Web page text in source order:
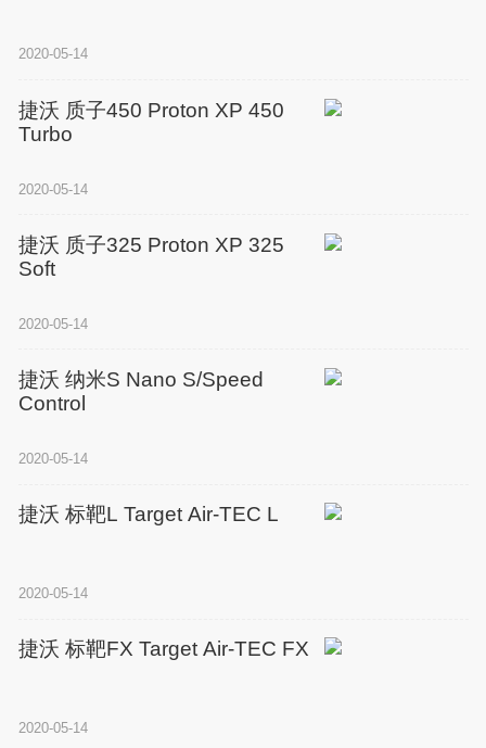
2020-05-14
捷沃 质子450 Proton XP 450
Turbo
2020-05-14
捷沃 质子325 Proton XP 325
Soft
2020-05-14
捷沃 纳米S Nano S/Speed
Control
2020-05-14
捷沃 标靶L Target Air-TEC L
2020-05-14
捷沃 标靶FX Target Air-TEC FX
2020-05-14